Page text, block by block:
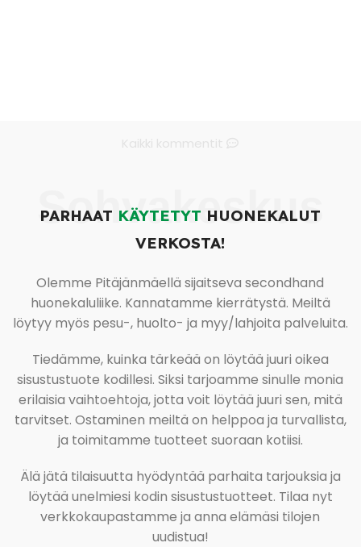
Sohvakeskus
PARHAAT KÄYTETYT HUONEKALUT
VERKOSTA!
Olemme Pitäjänmäellä sijaitseva secondhand
huonekaluliike. Kannatamme kierrätystä. Meiltä
löytyy myös pesu-, huolto- ja myy/lahjoita palveluita.
Tiedämme, kuinka tärkeää on löytää juuri oikea
sisustustuote kodillesi. Siksi tarjoamme sinulle monia
erilaisia vaihtoehtoja, jotta voit löytää juuri sen, mitä
tarvitset. Ostaminen meiltä on helppoa ja turvallista,
ja toimitamme tuotteet suoraan kotiisi.
Älä jätä tilaisuutta hyödyntää parhaita tarjouksia ja
löytää unelmiesi kodin sisustustuotteet. Tilaa nyt
verkkokaupastamme ja anna elämäsi tilojen
uudistua!